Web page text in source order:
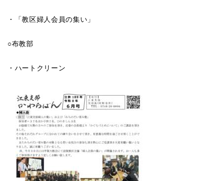
・「教区婦人会員の集い」
○布教部
・ハートクリーン